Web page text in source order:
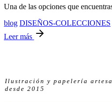
Una de las opciones que
blog DISEÑOS-COLECCIONES
Leer más
Ilustración y papelería
desde 2015